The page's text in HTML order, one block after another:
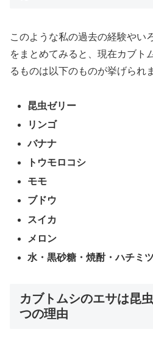
このような私の過去の経験やい
をまとめてみると、現在カブト
るものは以下のものが挙げられ
昆虫ゼリー
リンゴ
バナナ
トウモロコシ
モモ
ブドウ
スイカ
メロン
水・黒砂糖・焼酎・ハチミ
カブトムシのエサは昆
つの理由